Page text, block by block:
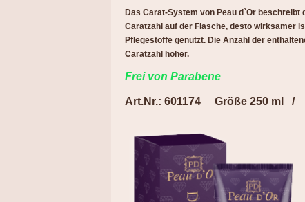
Das Carat-System von Peau d`Or
Caratzahl auf der Flasche, desto wirksamer
Pflegestoffe genutzt. Die Anzahl der
Caratzahl höher.
Frei von Parabene
Art.Nr.: 601174 Größe 250 ml /